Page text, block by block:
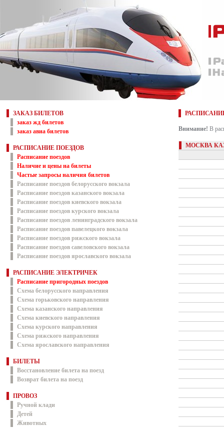
ЗАКАЗ БИЛЕТОВ
заказ жд билетов
заказ авиа билетов
РАСПИСАНИЕ ПОЕЗДОВ
Расписание поездов
Наличие и цены на билеты
Частые запросы наличия билетов
Расписание поездов белорусского вокзала
Расписание поездов казанского вокзала
Расписание поездов киевского вокзала
Расписание поездов курского вокзала
Расписание поездов ленинградского вокзала
Расписание поездов павелецкого вокзала
Расписание поездов рижского вокзала
Расписание поездов савеловского вокзала
Расписание поездов ярославского вокзала
РАСПИСАНИЕ ЭЛЕКТРИЧЕК
Расписание пригородных поездов
Схема белорусского направления
Схема горьковского направления
Схема казанского направления
Схема киевского направления
Схема курского направления
Схема рижского направления
Схема ярославского направления
БИЛЕТЫ
Восстановление билета на поезд
Возврат билета на поезд
ПРОВОЗ
Ручной клади
Детей
Животных
Внимание! В
МОСКВА